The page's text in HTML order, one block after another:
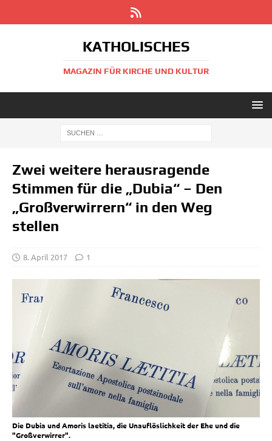
KATHOLISCHES
MAGAZIN FÜR KIRCHE UND KULTUR
Zwei weitere herausragende
Stimmen für die „Dubia“ – Den
„Großverwirrern“ in den Weg
stellen
8. April 2017 1
Die Dubia und Amoris laetitia, die Unauflöslichkeit der Ehe und die
"Großverwirrer".